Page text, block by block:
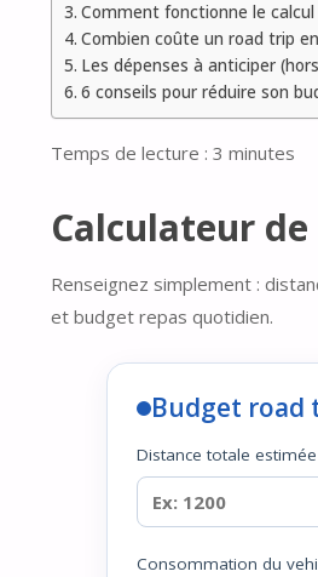
Comment fonctionne le calcul
Combien coûte un road trip
Les dépenses à anticiper
6 conseils pour réduire son
Temps de lecture : 3 minutes
Calculateur
Renseignez simplement :
et budget repas quotidien.
Budget road
Distance totale
Consommation du